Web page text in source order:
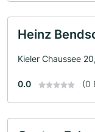
Heinz
Kieler Chaussee
0.0 (0